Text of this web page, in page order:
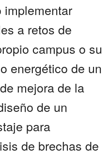
implementar
a retos de
campus o su
energético de un
mejora de la
de un
para
de brechas de